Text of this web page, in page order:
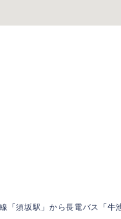
「須坂駅」から長電バス「牛